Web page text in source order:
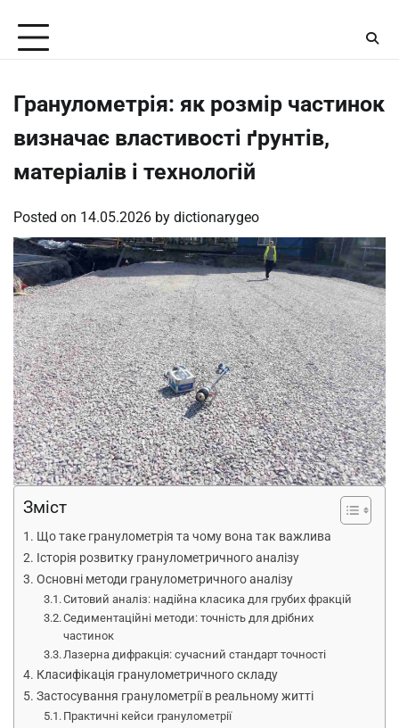
content
Гранулометрія: як розмір частинок
визначає властивості ґрунтів,
матеріалів і технологій
Posted on 14.05.2026 by dictionarygeo
Зміст
Що таке гранулометрія та чому вона так важлива
Історія розвитку гранулометричного аналізу
Основні методи гранулометричного аналізу
Ситовий аналіз: надійна класика для грубих фракцій
Седиментаційні методи: точність для дрібних
частинок
Лазерна дифракція: сучасний стандарт точності
Класифікація гранулометричного складу
Застосування гранулометрії в реальному житті
Практичні кейси гранулометрії